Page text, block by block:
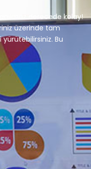
derecede kolay!
üzerinde tam
yürütebilirsiniz. Bu